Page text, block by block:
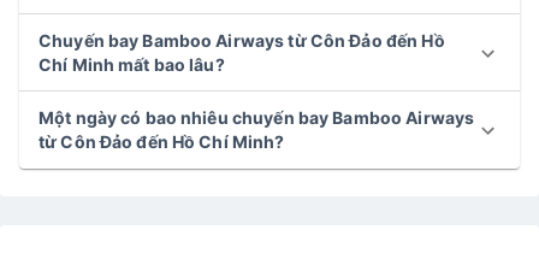
Chuyến bay Bamboo Airways từ Côn Đảo đến Hồ
Chí Minh mất bao lâu?
Một ngày có bao nhiêu chuyến bay Bamboo Airways
từ Côn Đảo đến Hồ Chí Minh?